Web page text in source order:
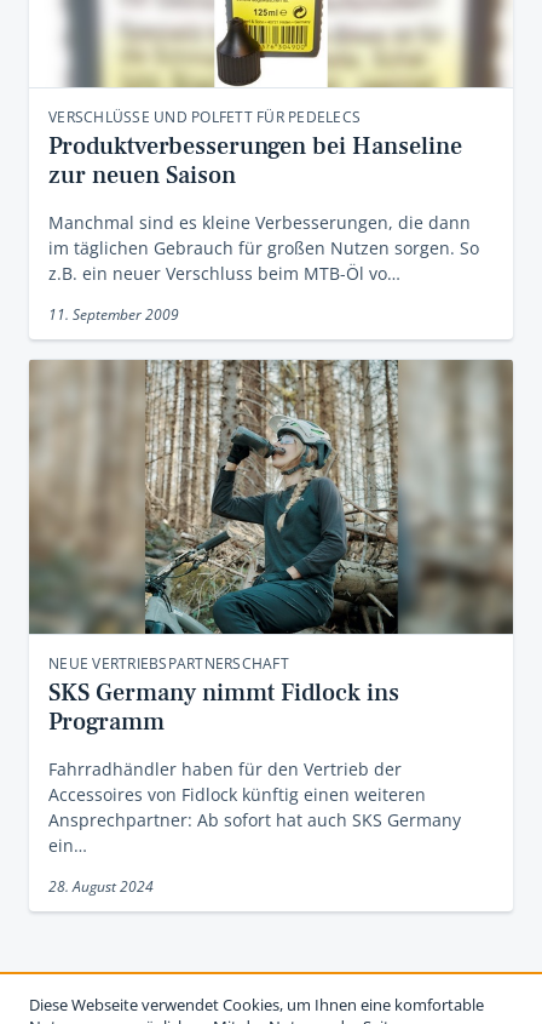
VERSCHLÜSSE UND POLFETT FÜR PEDELECS
Produktverbesserungen bei Hanseline
zur neuen Saison
Manchmal sind es kleine Verbesserungen, die dann
im täglichen Gebrauch für großen Nutzen sorgen. So
z.B. ein neuer Verschluss beim MTB-Öl vo…
11. September 2009
NEUE VERTRIEBSPARTNERSCHAFT
SKS Germany nimmt Fidlock ins
Programm
Fahrradhändler haben für den Vertrieb der
Accessoires von Fidlock künftig einen weiteren
Ansprechpartner: Ab sofort hat auch SKS Germany
ein…
28. August 2024
Diese Webseite verwendet Cookies, um Ihnen eine komfortable